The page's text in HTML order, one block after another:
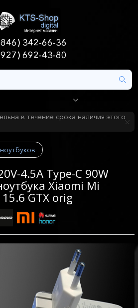
342-66-36
692-43-80
в течение срока наличия этого
4.5A Type-C 90W
Xiaomi Mi
GTX orig